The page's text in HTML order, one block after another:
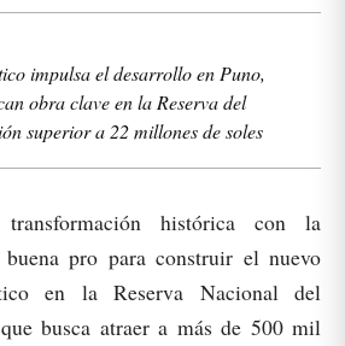
impulsa el desarrollo en Puno,
obra clave en la Reserva del
superior a 22 millones de soles
histórica con la
pro para construir el nuevo
en la Reserva Nacional del
busca atraer a más de 500 mil